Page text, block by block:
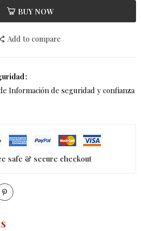
BUY NOW
Add to compare
Información de seguridad y confianza
safe & secure checkout